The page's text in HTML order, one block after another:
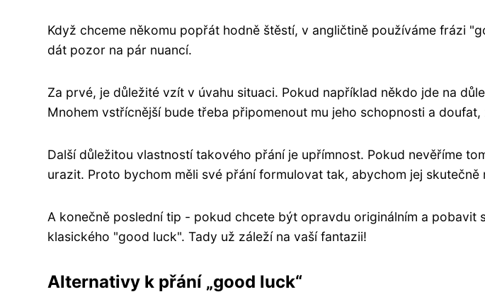
Když chceme někomu popřát hodně štěstí, v angličtině používáme frázi
dát pozor na pár nuancí.
Za prvé, je důležité vzít v úvahu situaci. Pokud například někdo jde na
Mnohem vstřícnější bude třeba připomenout mu jeho schopnosti a
Další důležitou vlastností takového přání je upřímnost. Pokud nevěříme
urazit. Proto bychom měli své přání formulovat tak, abychom jej skutečně
A konečně poslední tip - pokud chcete být opravdu originálním a
klasického "good luck". Tady už záleží na vaší fantazii!
Alternativy k přání „good luck“